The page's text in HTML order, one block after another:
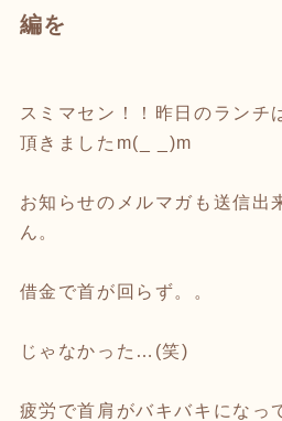
編を
スミマセン！！昨日のランチ
頂きましたm(_ _)m
お知らせのメルマガも送信出
ん。
借金で首が回らず。。
じゃなかった…(笑)
疲労で首肩がバキバキになっ